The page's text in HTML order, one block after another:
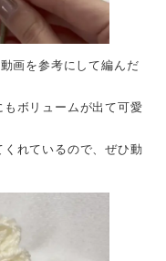
画を参考にして編んだ
ボリュームが出て可愛
れているので、ぜひ動